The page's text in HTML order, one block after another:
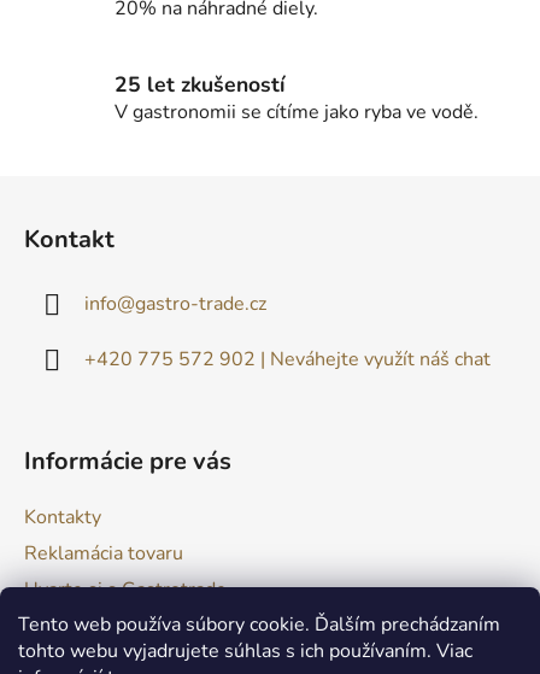
Tento web používa súbory cookie. Ďalším prechádzaním
tohto webu vyjadrujete súhlas s ich používaním. Viac
u
20% na náhradné diely.
25 let zkušeností
V gastronomii se cítíme jako ryba ve vodě.
Kontakt
info@gastro-trade.cz
+420 775 572 902 | Neváhejte využít náš chat
Informácie pre vás
Kontakty
Reklamácia tovaru
Uvarte si s Gastrotrade
Naše produkty - Tipy a triky
Obchodné podmienky